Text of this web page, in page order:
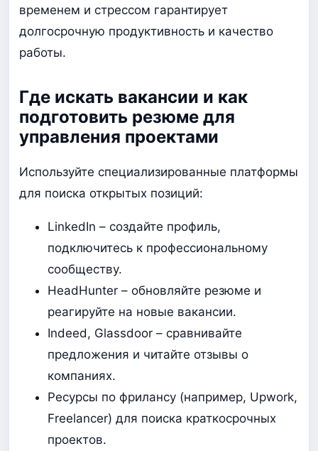
временем и стрессом гарантирует
долгосрочную продуктивность и качество
работы.
Где искать вакансии и как
подготовить резюме для
управления проектами
Используйте специализированные платформы
для поиска открытых позиций:
LinkedIn – создайте профиль,
подключитесь к профессиональному
сообществу.
HeadHunter – обновляйте резюме и
реагируйте на новые вакансии.
Indeed, Glassdoor – сравнивайте
предложения и читайте отзывы о
компаниях.
Ресурсы по фрилансу (например, Upwork,
Freelancer) для поиска краткосрочных
проектов.